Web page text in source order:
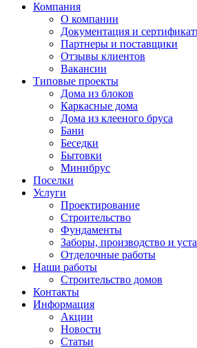
Компания
О компании
Документация и
Партнеры и поставщики
Отзывы клиентов
Вакансии
Типовые проекты
Дома из блоков
Каркасные дома
Дома из клееного бруса
Бани
Беседки
Бытовки
Минибрус
Поселки
Услуги
Проектирование
Строительство
Фундаменты
Заборы, производство и
Отделочные работы
Наши работы
Строительство домов
Контакты
Информация
Акции
Новости
Статьи